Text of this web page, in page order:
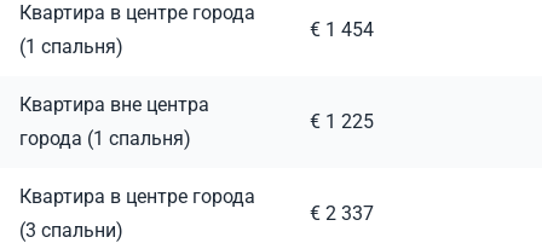
Квартира в центре города
(1 спальня)
€ 1 454
Квартира вне центра
города (1 спальня)
€ 1 225
Квартира в центре города
(3 спальни)
€ 2 337